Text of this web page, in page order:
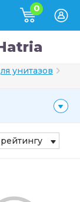
0
унитазов